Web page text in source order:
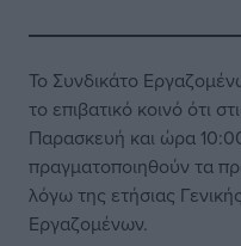
Το Συνδικάτο
το επιβατικό κοινό ότι
Παρασκευή και ώρα
πραγματοποιηθούν τα
λόγω της ετήσιας
Εργαζομένων.